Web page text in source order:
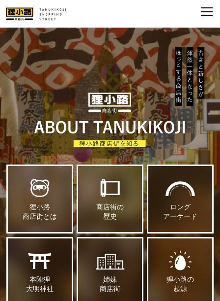
狸小路
商店街とは
商店街の
歴史
ロング
アーケード
本陣狸
大明神社
姉妹
商店街
狸小路の
起源